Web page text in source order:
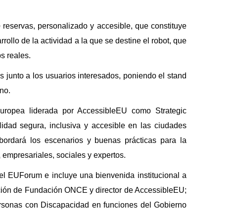
personalizado y accesible, que constituye
de la actividad a la que se destine el robot, que
reales.
junto a los usuarios interesados, poniendo el stand
liderada por AccessibleEU como Strategic
segura, inclusiva y accesible en las ciudades
los escenarios y buenas prácticas para la
sociales y expertos.
EUForum e incluye una bienvenida institucional a
de Fundación ONCE y director de AccessibleEU;
con Discapacidad en funciones del Gobierno